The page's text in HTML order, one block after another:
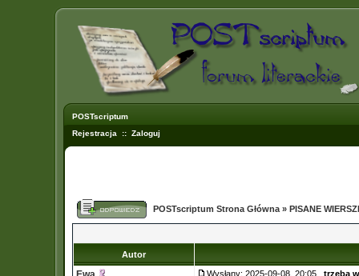
POSTscriptum
Rejestracja :: Zaloguj
POSTscriptum Strona Główna » PISANE
Autor
Wysłany: 2025-09-08, 20:05 trzeba